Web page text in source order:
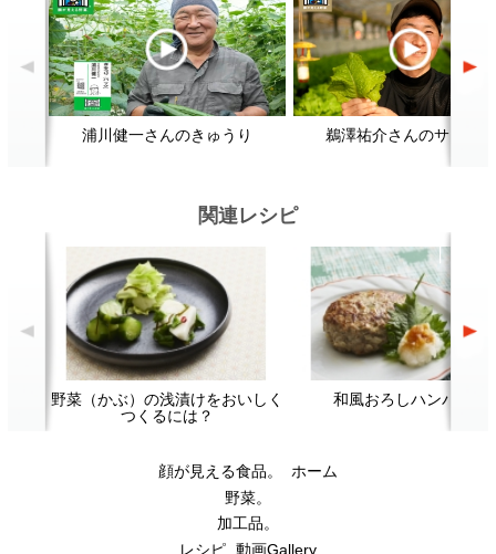
野菜（かぶ）の浅漬けをおいしく
つくるには？
和風おろしハンバーグ
顔が見える食品。 ホーム
野菜。
加工品。